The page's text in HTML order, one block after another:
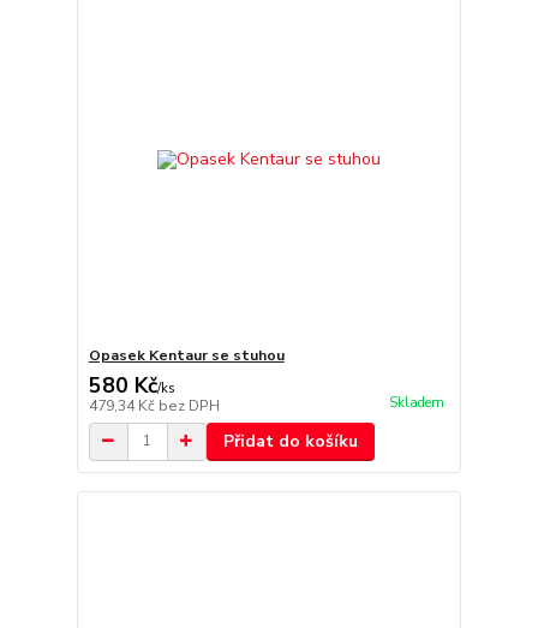
Opasek Kentaur se stuhou
580 Kč/ks
479,34 Kč bez DPH Skladem
Přidat do košíku